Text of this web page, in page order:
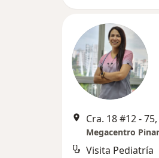
Cra. 18 #12 -
Megacentro
Visita Pediatría